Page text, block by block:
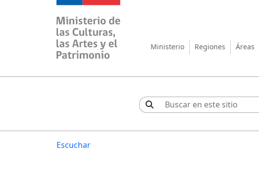
Ministerio de las
Ministerio Regiones Áreas
Escuchar